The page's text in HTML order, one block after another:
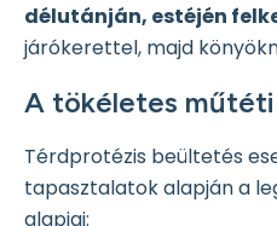
délutánján, estéjén
járókerettel, majd
A tökéletes
Térdprotézis beültetés
tapasztalatok alapján a
alapjai: